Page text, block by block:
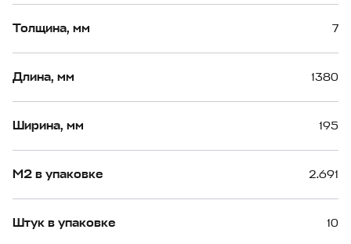
Толщина, мм 7
Длина, мм 1380
Ширина, мм 195
М2 в упаковке 2.691
Штук в упаковке 10